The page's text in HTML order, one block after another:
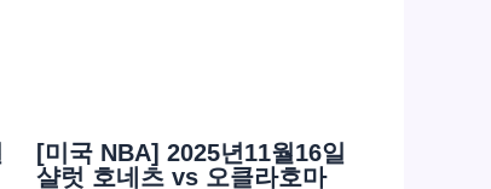
[미국 NBA] 2025년11월16일
샬럿 호네츠 vs 오클라호마